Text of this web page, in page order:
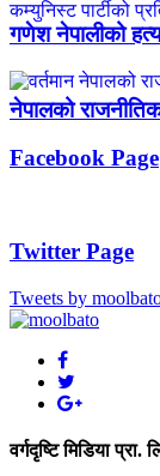
गणेश नेपालीको
नेपालको
Facebook Page
Twitter Page
Tweets by
वर्गदृष्टि मिडिया प्रा.